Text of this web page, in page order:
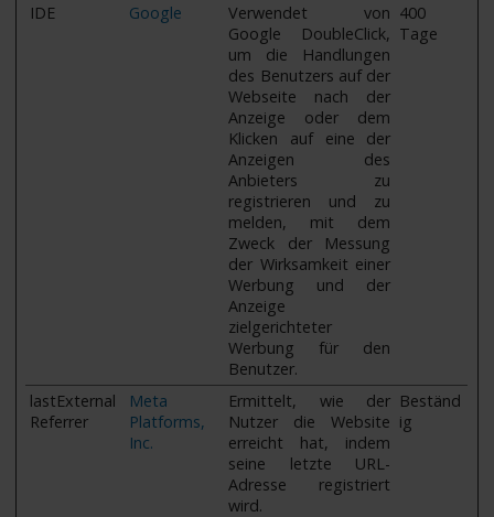
IDE Google
Verwendet von
Google DoubleClick,
um die Handlungen
des Benutzers auf der
Webseite nach der
Anzeige oder dem
Klicken auf eine der
Anzeigen des
Anbieters zu
registrieren und zu
melden, mit dem
Zweck der Messung
der Wirksamkeit einer
Werbung und der
Anzeige
zielgerichteter
Werbung für den
Benutzer.
400
Tage
lastExternal
Referrer
Meta
Platforms,
Inc.
Ermittelt, wie der
Nutzer die Website
erreicht hat, indem
seine letzte URL-
Adresse registriert
wird.
Beständ
ig